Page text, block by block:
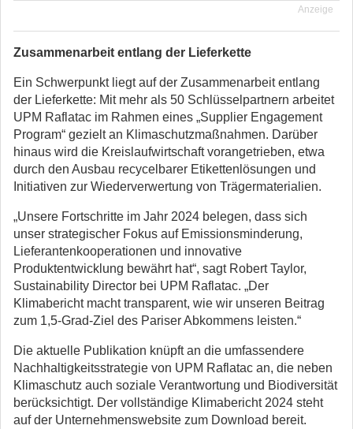
Anzeige
Zusammenarbeit entlang der Lieferkette
Ein Schwerpunkt liegt auf der Zusammenarbeit entlang
der Lieferkette: Mit mehr als 50 Schlüsselpartnern arbeitet
UPM Raflatac im Rahmen eines „Supplier Engagement
Program“ gezielt an Klimaschutzmaßnahmen. Darüber
hinaus wird die Kreislaufwirtschaft vorangetrieben, etwa
durch den Ausbau recycelbarer Etikettenlösungen und
Initiativen zur Wiederverwertung von Trägermaterialien.
„Unsere Fortschritte im Jahr 2024 belegen, dass sich
unser strategischer Fokus auf Emissionsminderung,
Lieferantenkooperationen und innovative
Produktentwicklung bewährt hat“, sagt Robert Taylor,
Sustainability Director bei UPM Raflatac. „Der
Klimabericht macht transparent, wie wir unseren Beitrag
zum 1,5-Grad-Ziel des Pariser Abkommens leisten.“
Die aktuelle Publikation knüpft an die umfassendere
Nachhaltigkeitsstrategie von UPM Raflatac an, die neben
Klimaschutz auch soziale Verantwortung und Biodiversität
berücksichtigt. Der vollständige Klimabericht 2024 steht
auf der Unternehmenswebsite zum Download bereit.